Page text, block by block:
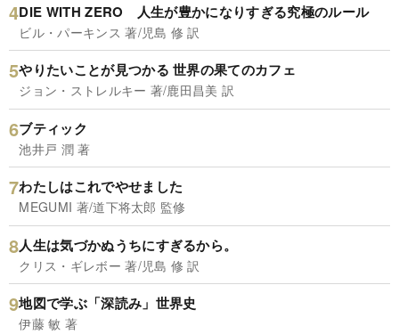
DIE WITH ZERO 人生が豊かになりすぎる究極のルール
ビル・パーキンス 著/児島 修 訳
やりたいことが見つかる 世界の果てのカフェ
ジョン・ストレルキー 著/鹿田昌美 訳
ブティック
池井戸 潤 著
わたしはこれでやせました
MEGUMI 著/道下将太郎 監修
人生は気づかぬうちにすぎるから。
クリス・ギレボー 著/児島 修 訳
地図で学ぶ「深読み」世界史
伊藤 敏 著